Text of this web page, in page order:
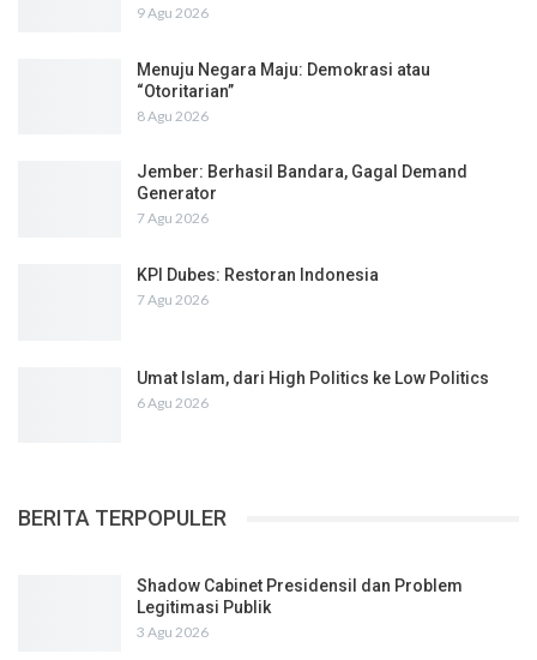
9 Agu 2026
Menuju Negara Maju: Demokrasi atau
“Otoritarian”
8 Agu 2026
Jember: Berhasil Bandara, Gagal Demand
Generator
7 Agu 2026
KPI Dubes: Restoran Indonesia
7 Agu 2026
Umat Islam, dari High Politics ke Low Politics
6 Agu 2026
BERITA TERPOPULER
Shadow Cabinet Presidensil dan Problem
Legitimasi Publik
3 Agu 2026